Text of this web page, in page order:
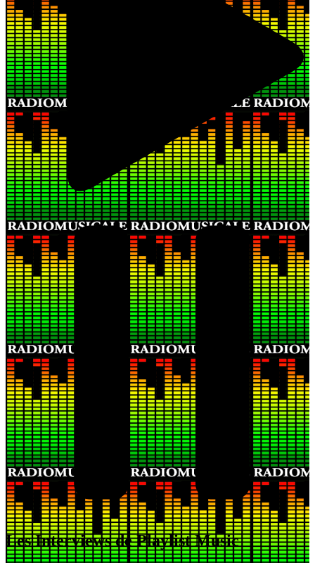
Les Interviews de Playlist Music